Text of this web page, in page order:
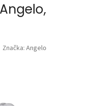
Značka: Angelo